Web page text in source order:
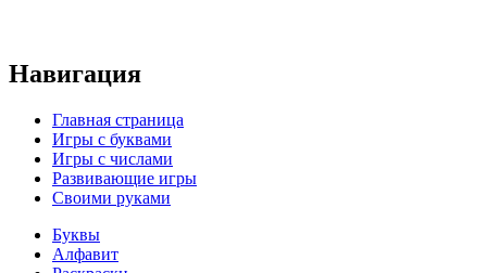
Навигация
Главная страница
Игры с буквами
Игры с числами
Развивающие игры
Своими руками
Буквы
Алфавит